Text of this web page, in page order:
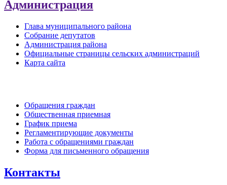
Администрация
Глава муниципального района
Собрание депутатов
Администрация района
Официальные страницы сельских администраций
Карта сайта
Обращения граждан
Общественная приемная
График приема
Регламентирующие документы
Работа с обращениями граждан
Форма для письменного обращения
Контакты